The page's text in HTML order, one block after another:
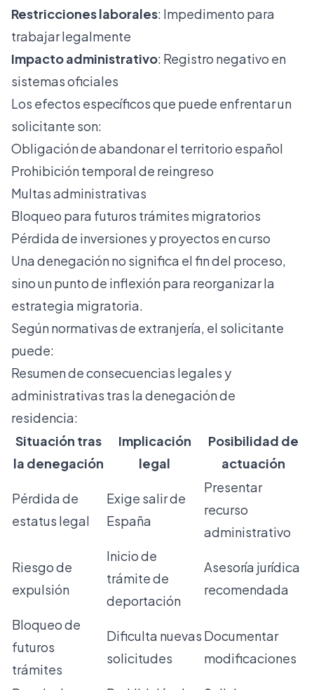
Restricciones laborales: Impedimento para
trabajar legalmente
Impacto administrativo: Registro negativo en
sistemas oficiales
Los efectos específicos que puede enfrentar un
solicitante son:
Obligación de abandonar el territorio español
Prohibición temporal de reingreso
Multas administrativas
Bloqueo para futuros trámites migratorios
Pérdida de inversiones y proyectos en curso
Una denegación no significa el fin del proceso,
sino un punto de inflexión para reorganizar la
estrategia migratoria.
Según normativas de extranjería, el solicitante
puede:
Resumen de consecuencias legales y
administrativas tras la denegación de
residencia:
Situación tras
la denegación
Implicación
legal
Posibilidad de
actuación
Pérdida de
estatus legal
Exige salir de
España
Presentar
recurso
administrativo
Riesgo de
expulsión
Inicio de
trámite de
deportación
Asesoría jurídica
recomendada
Bloqueo de
futuros
trámites
Dificulta nuevas
solicitudes
Documentar
modificaciones